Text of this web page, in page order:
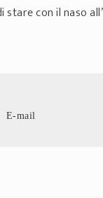
con il naso
E-mail